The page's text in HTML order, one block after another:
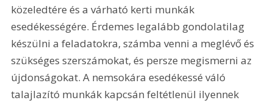
közeledtére és a várható kerti munkák
esedékességére. Érdemes legalább gondolatilag
készülni a feladatokra, számba venni a meglévő és
szükséges szerszámokat, és persze megismerni az
újdonságokat. A nemsokára esedékessé váló
talajlazító munkák kapcsán feltétlenül ilyennek